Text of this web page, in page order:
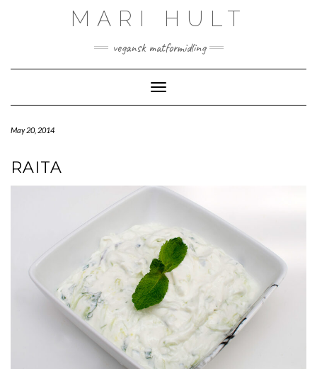
MARI HULT
vegansk matformidling
Toggle Navigation
May 20, 2014
RAITA